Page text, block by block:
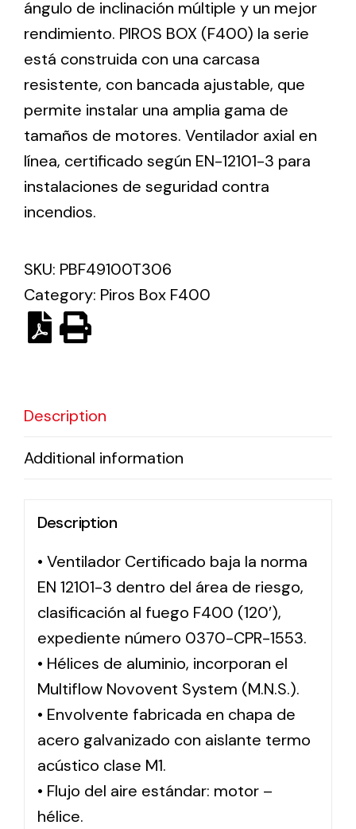
meant a greater offer of ventilation products for
different uses
Iluminación Solar
Variedad de soluciones solares para todo tipo
de necesidades.
Solar lighting
Variety of solar solutions for all kinds of needs.
ángulo de inclinación múltiple y un mejor
rendimiento. PIROS BOX (F400) la serie
está construida con una carcasa
resistente, con bancada ajustable, que
permite instalar una amplia gama de
tamaños de motores. Ventilador axial en
línea, certificado según EN-12101-3 para
instalaciones de seguridad contra
incendios.
SKU: PBF49100T306
Category: Piros Box F400
Description
Additional information
Description
• Ventilador Certificado baja la norma
EN 12101-3 dentro del área de riesgo,
clasificación al fuego F400 (120′),
expediente número 0370-CPR-1553.
• Hélices de aluminio, incorporan el
Multiflow Novovent System (M.N.S.).
• Envolvente fabricada en chapa de
acero galvanizado con aislante termo
acústico clase M1.
• Flujo del aire estándar: motor –
hélice.